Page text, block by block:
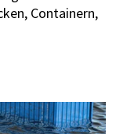
Containern,